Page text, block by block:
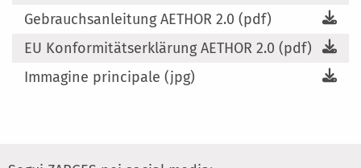
Gebrauchsanleitung AETHOR 2.0 (pdf)
EU Konformitätserklärung AETHOR 2.0 (pdf)
Immagine principale (jpg)